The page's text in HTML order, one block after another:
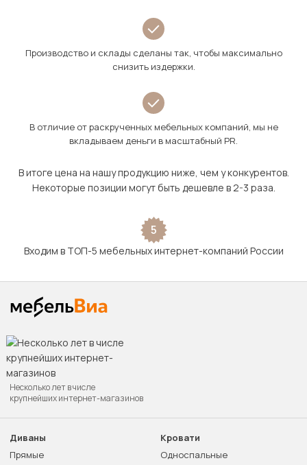
Производство и склады сделаны так, чтобы максимально
снизить издержки.
В отличие от раскрученных мебельных компаний, мы не
вкладываем деньги в масштабный PR.
В итоге цена на нашу продукцию ниже, чем у конкурентов.
Некоторые позиции могут быть дешевле в 2-3 раза.
5
Входим в ТОП-5 мебельных интернет-компаний России
Несколько лет в числе
крупнейших интернет-магазинов
Диваны
Прямые
Кровати
Односпальные